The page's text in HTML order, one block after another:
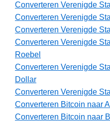
Converteren Verenigde
Converteren Verenigde
Converteren Verenigde
Converteren Verenigde
Roebel
Converteren Verenigde
Dollar
Converteren Verenigde
Converteren Bitcoin naar
Converteren Bitcoin naar